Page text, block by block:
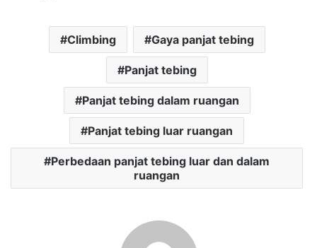
Climbing Gaya panjat tebing
Panjat tebing
Panjat tebing dalam ruangan
Panjat tebing luar ruangan
Perbedaan panjat tebing luar dan dalam
ruangan